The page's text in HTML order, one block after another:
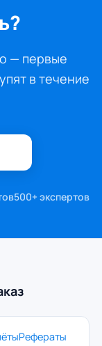
— первые
в течение
500+ экспертов
Рефераты